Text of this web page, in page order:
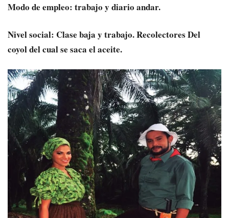
Modo de empleo: trabajo y diario andar.
Nivel social: Clase baja y trabajo. Recolectores Del
coyol del cual se saca el aceite.